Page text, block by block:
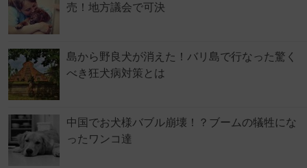
売！地方議会で可決
島から野良犬が消えた！バリ島で行なった驚く
べき狂犬病対策とは
中国でお犬様バブル崩壊！？ブームの犠牲にな
ったワンコ達